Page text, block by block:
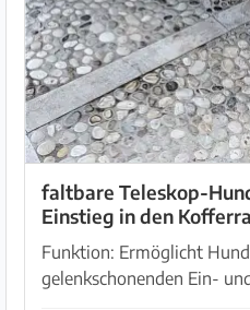
faltbare Teleskop-
Einstieg in den
Funktion: Ermöglicht
gelenkschonenden Ein-